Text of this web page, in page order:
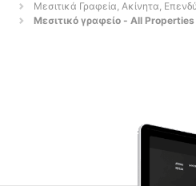
Μεσιτικά Γραφεία, Ακίνητα,
Μεσιτικό γραφείο - All